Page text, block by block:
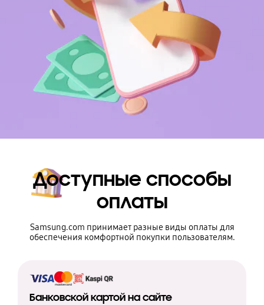
Доступные способы
оплаты
Samsung.com принимает разные виды оплаты для
обеспечения комфортной покупки пользователям.
Банковской картой на сайте